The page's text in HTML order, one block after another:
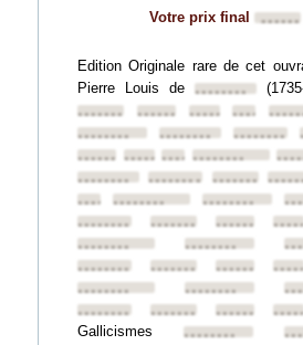
Votre prix final ••••••
Edition Originale rare de cet
Pierre Louis de ••••••••
••••••••
••••••••••••••••••••••••
••••••••
•••••••• ••••••••
••••••••••••••••••••••••••••••••
••••••••
•••••••• ••••••••
•••••••••••••••• ••••••••
••••••••
•••••••• ••••••••
••••••••
••••••••
••••••••
•••••••• ••••••••
••••••••
••••••••
••••••••
•••••••• ••••••••
Gallicismes ••••••••